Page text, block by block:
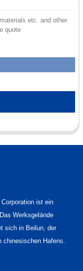
ist ein
Werksgelände
sich in Beilun, der
chinesischen Hafens.